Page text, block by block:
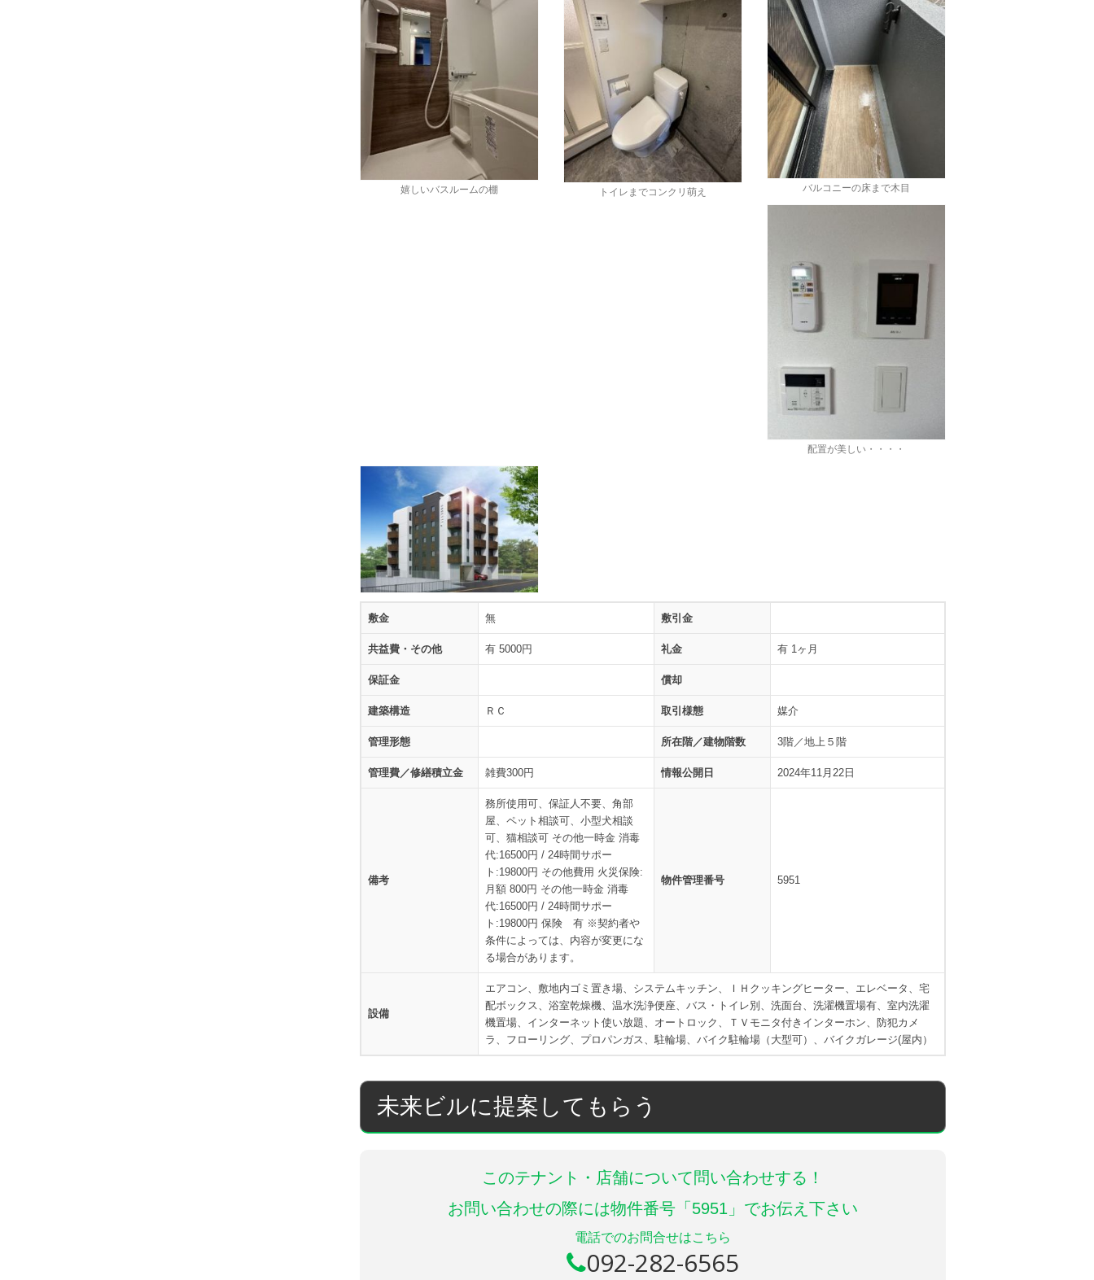
嬉しいバスルームの棚 トイレまでコンクリ萌え バルコニーの床まで木目
配置が美しい・・・・
敷金 無 敷引金
共益費・その他 有 5000円 礼金 有 1ヶ月
保証金 償却
建築構造 ＲＣ 取引様態 媒介
管理形態 所在階／建物階数 3階／地上５階
管理費／修繕積立金 雑費300円 情報公開日 2024年11月22日
備考
務所使用可、保証人不要、角部
屋、ペット相談可、小型犬相談
可、猫相談可 その他一時金 消毒
代:16500円 / 24時間サポー
ト:19800円 その他費用 火災保険:
月額 800円 その他一時金 消毒
代:16500円 / 24時間サポー
ト:19800円 保険 有 ※契約者や
条件によっては、内容が変更にな
る場合があります。
物件管理番号 5951
設備
エアコン、敷地内ゴミ置き場、システムキッチン、ＩＨクッキングヒーター、エレベータ、宅
配ボックス、浴室乾燥機、温水洗浄便座、バス・トイレ別、洗面台、洗濯機置場有、室内洗濯
機置場、インターネット使い放題、オートロック、ＴＶモニタ付きインターホン、防犯カメ
ラ、フローリング、プロパンガス、駐輪場、バイク駐輪場（大型可）、バイクガレージ(屋内）
未来ビルに提案してもらう
このテナント・店舗について問い合わせする！
お問い合わせの際には物件番号「5951」でお伝え下さい
電話でのお問合せはこちら
092-282-6565